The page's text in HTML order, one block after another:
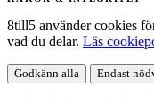
8till5 använder cookies
vad du delar. Läs
Godkänn alla Endast